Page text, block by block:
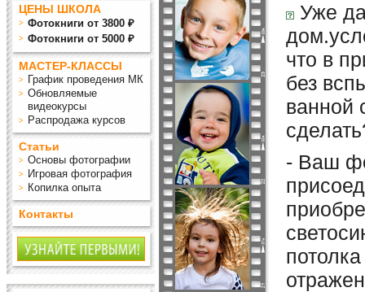
ЦЕНЫ ШКОЛА
Фотокниги от 3800 ₽
Фотокниги от 5000 ₽
МАСТЕР-КЛАССЫ
График проведения МК
Обновляемые
видеокурсы
Распродажа курсов
Статьи
Основы фотографии
Игровая фотография
Копилка опыта
Контакты
Уже
что в
без
ванной
- Ваш